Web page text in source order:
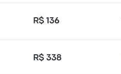
R$ 136
R$ 338